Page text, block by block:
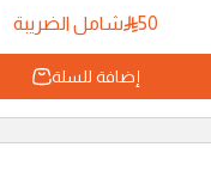
50
شامل الضريبة
إضافة للسلة